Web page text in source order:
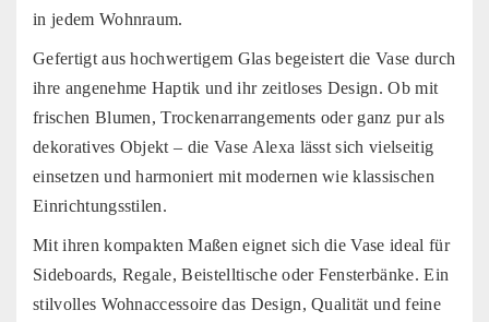
in jedem Wohnraum.
Gefertigt aus hochwertigem Glas begeistert die Vase durch
ihre angenehme Haptik und ihr zeitloses Design. Ob mit
frischen Blumen, Trockenarrangements oder ganz pur als
dekoratives Objekt – die Vase Alexa lässt sich vielseitig
einsetzen und harmoniert mit modernen wie klassischen
Einrichtungsstilen.
Mit ihren kompakten Maßen eignet sich die Vase ideal für
Sideboards, Regale, Beistelltische oder Fensterbänke. Ein
stilvolles Wohnaccessoire das Design, Qualität und feine